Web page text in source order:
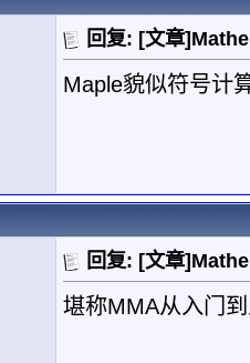
回复: [文章
Maple貌似符号计
回复: [文章
堪称MMA从入门